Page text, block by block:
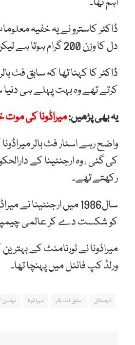
ڈاکٹر کاسترو نے یہ خفیہ
دل کا وزن 200 گرام ہوتا ہے لیکن میراڈونا کے دل کا وزن 500 گرام تھا۔
ڈاکٹر کا کہنا تھا کہ سابق فٹ
کرتے تھے وہ بہت پہلے ہی
یہ بھی پڑھیں:میراڈونا کی
کی گئی ، وہ ارجنٹینا کے
رکھتے تھے۔
سال1986 میں
کو شکست دے کر عالمی
ورلڈ کپ فائنل میں پہنچا تھا۔
ارجنٹائن سابق فٹ بالر میراڈونا نیلسن